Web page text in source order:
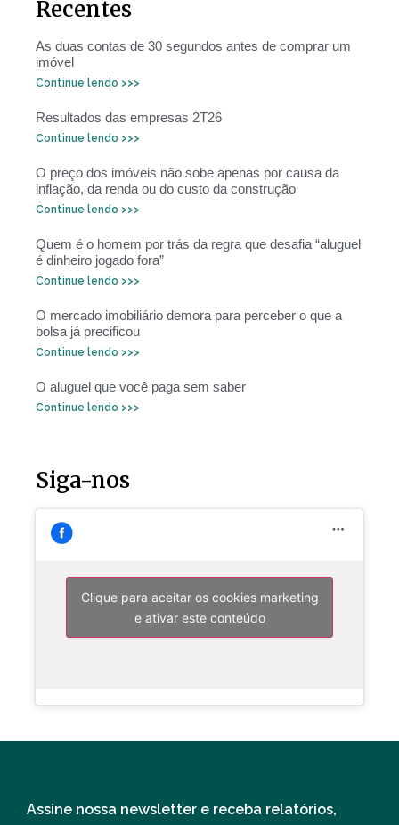
Recentes
As duas contas de 30 segundos antes de comprar um
imóvel
Continue lendo >>>
Resultados das empresas 2T26
Continue lendo >>>
O preço dos imóveis não sobe apenas por causa da
inflação, da renda ou do custo da construção
Continue lendo >>>
Quem é o homem por trás da regra que desafia “aluguel
é dinheiro jogado fora”
Continue lendo >>>
O mercado imobiliário demora para perceber o que a
bolsa já precificou
Continue lendo >>>
O aluguel que você paga sem saber
Continue lendo >>>
Siga-nos
Clique para aceitar os cookies marketing
e ativar este conteúdo
Assine nossa newsletter e receba relatórios,